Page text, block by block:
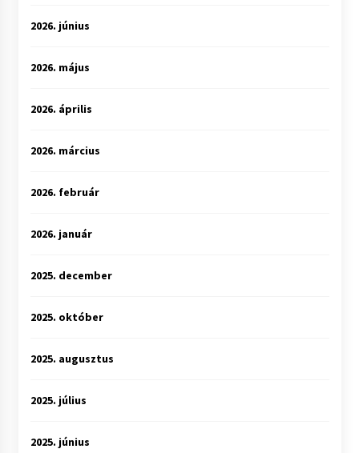
2026. június
2026. május
2026. április
2026. március
2026. február
2026. január
2025. december
2025. október
2025. augusztus
2025. július
2025. június